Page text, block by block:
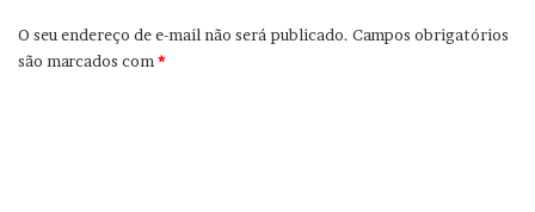
O seu endereço de e-mail não será publicado. Campos obrigatórios
são marcados com *